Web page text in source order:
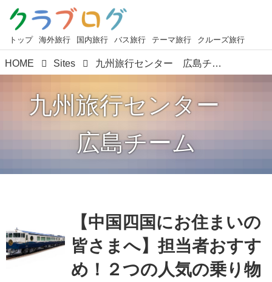
トップ 海外旅行 国内旅行 バス旅行 テーマ旅行 クルーズ旅行
HOME Sites 九州旅行センター 広島チーム
九州旅行センター
広島チーム
【中国四国にお住まいの
皆さまへ】担当者おすす
め！２つの人気の乗り物